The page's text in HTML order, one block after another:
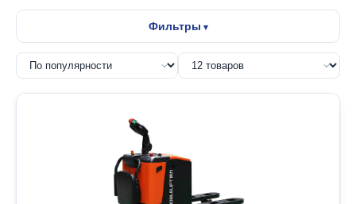
Фильтры
от
ГРУЗОПОДЪЕМНОСТЬ